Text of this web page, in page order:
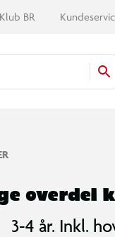
Klub BR
overdel
3-4 år. Inkl.